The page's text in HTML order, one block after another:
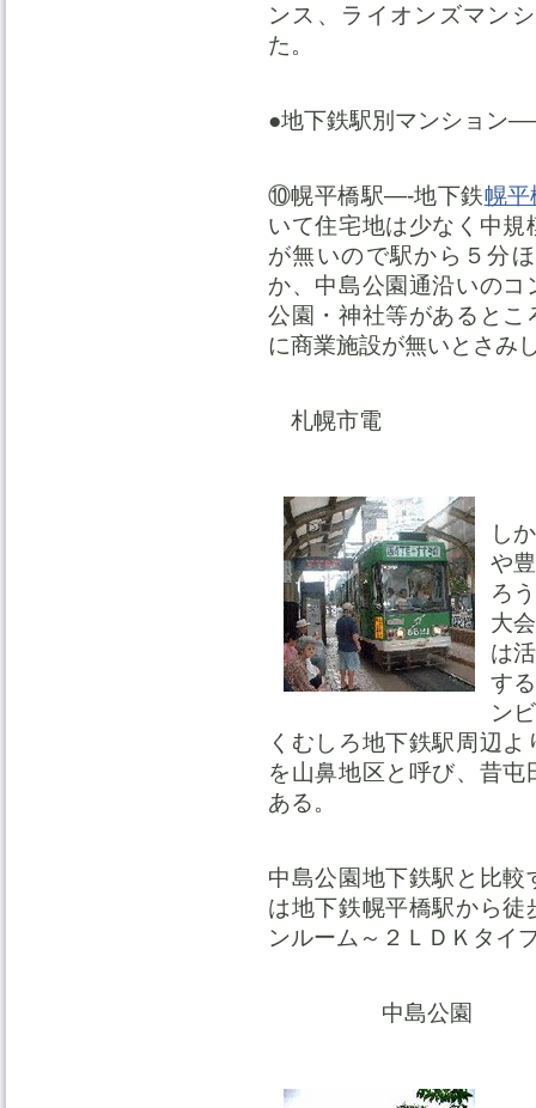
ンス、ライオンズマン
た。
●地下鉄駅別マンション
⑩幌平橋駅—-地下鉄幌平
いて住宅地は少なく中
が無いので駅から５分
か、中島公園通沿いの
公園・神社等があると
に商業施設が無いとさみ
札幌市電
し
や
ろ
大
は
す
ン
くむしろ地下鉄駅周辺
を山鼻地区と呼び、昔
ある。
中島公園地下鉄駅と比
は地下鉄幌平橋駅から
ンルーム～２ＬＤＫタイ
中島公園